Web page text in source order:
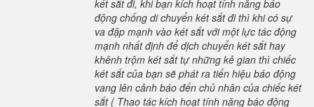
két sắt đi, khi bạn kích hoạt tính năng báo
động chống di chuyển két sắt đi thì khi có sự
va đập mạnh vào két sắt với một lực tác động
mạnh nhất định để dịch chuyển két sắt hay
khênh trộm két sắt tự những kẻ gian thì chiếc
két sắt của bạn sẽ phát ra tiến hiệu báo động
vang lên cảnh báo đến chủ nhân của chiếc két
sắt ( Thao tác kích hoạt tính năng báo động